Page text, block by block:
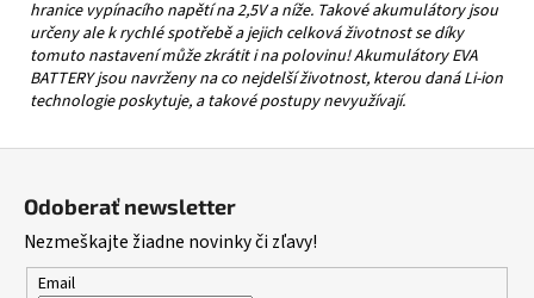
hranice vypínacího napětí na 2,5V a níže. Takové akumulátory jsou
určeny ale k rychlé spotřebě a jejich celková životnost se díky
tomuto nastavení může zkrátit i na polovinu! Akumulátory EVA
BATTERY jsou navrženy na co nejdelší životnost, kterou daná Li-ion
technologie poskytuje, a takové postupy nevyužívají.
Odoberať newsletter
Nezmeškajte žiadne novinky či zľavy!
Email